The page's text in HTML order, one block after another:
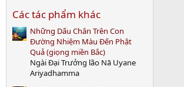
0
t
a
r
(
s
)
Các tác phẩm khác
Những Dấu Chân Trên Con
Đường Nhiệm Màu Đến Phật
Quả (giọng miền Bắc)
Ngài Đại Trưởng lão Nā Uyane
Ariyadhamma